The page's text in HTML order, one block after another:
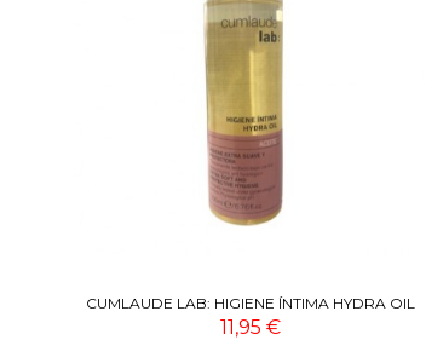
CUMLAUDE LAB: HIGIENE ÍNTIMA HYDRA OIL
200 ML
11,95 €